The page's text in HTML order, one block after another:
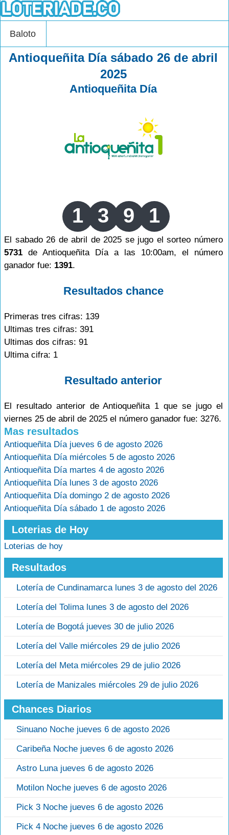
Baloto
Antioqueñita Día sábado 26 de abril
2025
Antioqueñita Día
1 3 9 1
El sabado 26 de abril de 2025 se jugo el sorteo número
5731 de Antioqueñita Día a las 10:00am, el número
ganador fue: 1391.
Resultados chance
Primeras tres cifras: 139
Ultimas tres cifras: 391
Ultimas dos cifras: 91
Ultima cifra: 1
Resultado anterior
El resultado anterior de Antioqueñita 1 que se jugo el
viernes 25 de abril de 2025 el número ganador fue: 3276.
Mas resultados
Antioqueñita Día jueves 6 de agosto 2026
Antioqueñita Día miércoles 5 de agosto 2026
Antioqueñita Día martes 4 de agosto 2026
Antioqueñita Día lunes 3 de agosto 2026
Antioqueñita Día domingo 2 de agosto 2026
Antioqueñita Día sábado 1 de agosto 2026
Loterias de Hoy
Loterias de hoy
Resultados
Lotería de Cundinamarca lunes 3 de agosto del 2026
Lotería del Tolima lunes 3 de agosto del 2026
Lotería de Bogotá jueves 30 de julio 2026
Lotería del Valle miércoles 29 de julio 2026
Lotería del Meta miércoles 29 de julio 2026
Lotería de Manizales miércoles 29 de julio 2026
Chances Diarios
Sinuano Noche jueves 6 de agosto 2026
Caribeña Noche jueves 6 de agosto 2026
Astro Luna jueves 6 de agosto 2026
Motilon Noche jueves 6 de agosto 2026
Pick 3 Noche jueves 6 de agosto 2026
Pick 4 Noche jueves 6 de agosto 2026